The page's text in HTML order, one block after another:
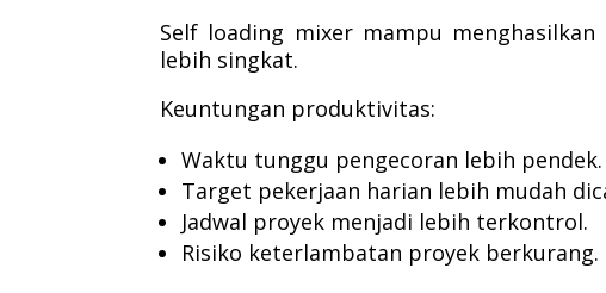
Self loading mixer mampu
lebih singkat.
Keuntungan produktivitas:
Waktu tunggu pengecoran lebih pendek.
Target pekerjaan harian lebih mudah
Jadwal proyek menjadi lebih terkontrol.
Risiko keterlambatan proyek berkurang.